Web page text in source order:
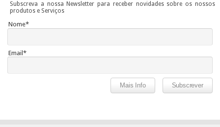
Subscreva a nossa Newsletter para receber novidades sobre os nossos
produtos e Serviços
Nome*
Email*